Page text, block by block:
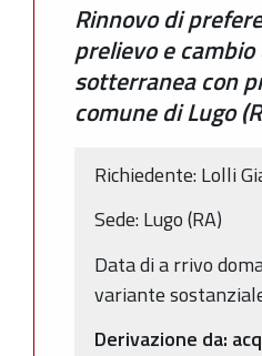
Rinnovo di
prelievo e
sotterranea con
comune di Lugo
Richiedente: Lolli
Sede: Lugo (RA)
Data di arrivo
variante
Derivazione da: